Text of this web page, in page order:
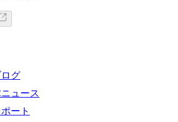
グ
ュース
ート